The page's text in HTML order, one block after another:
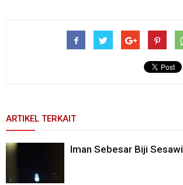
ARTIKEL TERKAIT
Iman Sebesar Biji Sesawi